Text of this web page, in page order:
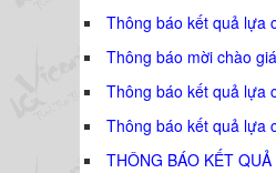
Thông báo kết quả lựa
Thông báo mời chào
Thông báo kết quả lựa
Thông báo kết quả lựa
THÔNG BÁO KẾT